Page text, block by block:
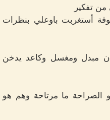
تفكير
أستغربت باوعلي بنظرات
مبدل ومغسل وكاعد يدخن
الصراحة ما مرتاحة وهم هو